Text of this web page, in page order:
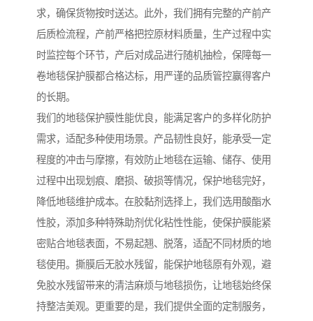
求，确保货物按时送达。此外，我们拥有完整的产前产
后质检流程，产前严格把控原材料质量，生产过程中实
时监控每个环节，产后对成品进行随机抽检，保障每一
卷地毯保护膜都合格达标，用严谨的品质管控赢得客户
的长期。
我们的地毯保护膜性能优良，能满足客户的多样化防护
需求，适配多种使用场景。产品韧性良好，能承受一定
程度的冲击与摩擦，有效防止地毯在运输、储存、使用
过程中出现划痕、磨损、破损等情况，保护地毯完好，
降低地毯维护成本。在胶黏剂选择上，我们选用酸酯水
性胶，添加多种特殊助剂优化粘性性能，使保护膜能紧
密贴合地毯表面，不易起翘、脱落，适配不同材质的地
毯使用。撕膜后无胶水残留，能保护地毯原有外观，避
免胶水残留带来的清洁麻烦与地毯损伤，让地毯始终保
持整洁美观。更重要的是，我们提供全面的定制服务，